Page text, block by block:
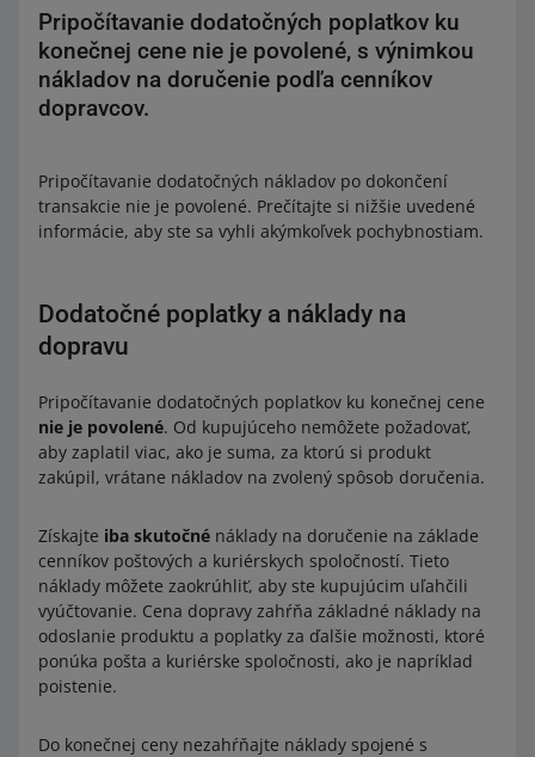
Pripočítavanie dodatočných poplatkov ku
konečnej cene nie je povolené, s výnimkou
nákladov na doručenie podľa cenníkov
dopravcov.
Pripočítavanie dodatočných nákladov po dokončení
transakcie nie je povolené. Prečítajte si nižšie uvedené
informácie, aby ste sa vyhli akýmkoľvek pochybnostiam.
Dodatočné poplatky a náklady na
dopravu
Pripočítavanie dodatočných poplatkov ku konečnej cene
nie je povolené. Od kupujúceho nemôžete požadovať,
aby zaplatil viac, ako je suma, za ktorú si produkt
zakúpil, vrátane nákladov na zvolený spôsob doručenia.
Získajte iba skutočné náklady na doručenie na základe
cenníkov poštových a kuriérskych spoločností. Tieto
náklady môžete zaokrúhliť, aby ste kupujúcim uľahčili
vyúčtovanie. Cena dopravy zahŕňa základné náklady na
odoslanie produktu a poplatky za ďalšie možnosti, ktoré
ponúka pošta a kuriérske spoločnosti, ako je napríklad
poistenie.
Do konečnej ceny nezahŕňajte náklady spojené s